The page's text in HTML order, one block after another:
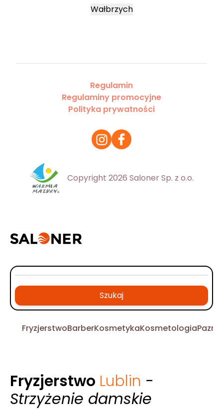
Wałbrzych
Regulamin
Regulaminy promocyjne
Polityka prywatności
Copyright 2026 Saloner Sp. z o.o.
Szukaj
FryzjerstwoBarberKosmetykaKosmetologia
Fryzjerstwo Lublin -
Strzyżenie damskie